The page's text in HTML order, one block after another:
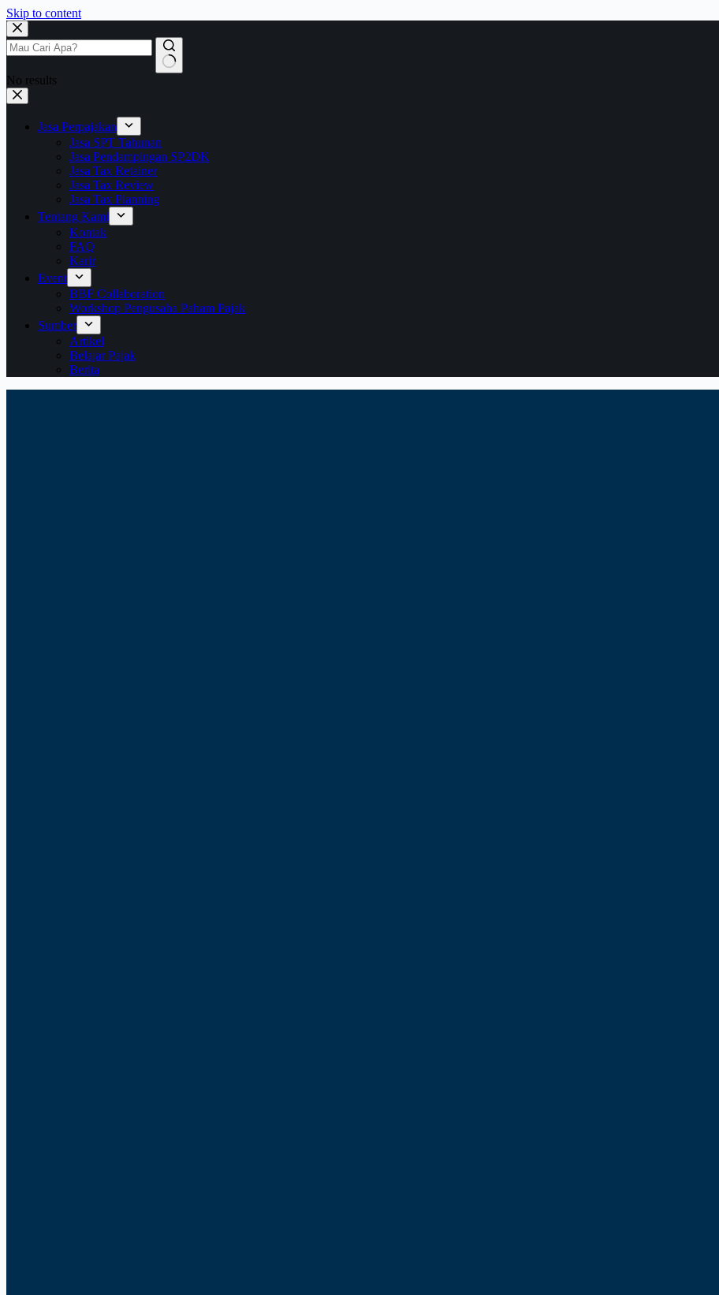
Skip to content
No results
Jasa Perpajakan
Jasa SPT Tahunan
Jasa Pendampingan SP2DK
Jasa Tax Retainer
Jasa Tax Review
Jasa Tax Planning
Tentang Kami
Kontak
FAQ
Karir
Event
BBF Collaboration
Workshop Pengusaha Paham Pajak
Sumber
Artikel
Belajar Pajak
Berita